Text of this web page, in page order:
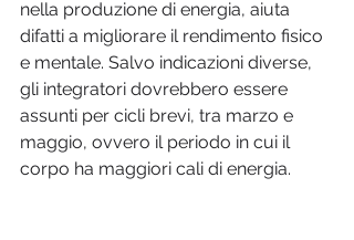
nella produzione di energia, aiuta
difatti a migliorare il rendimento fisico
e mentale. Salvo indicazioni diverse,
gli integratori dovrebbero essere
assunti per cicli brevi, tra marzo e
maggio, ovvero il periodo in cui il
corpo ha maggiori cali di energia.